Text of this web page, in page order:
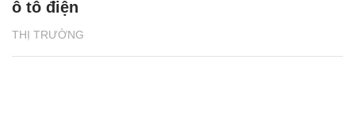
THỊ TRƯỜNG
ô tô điện